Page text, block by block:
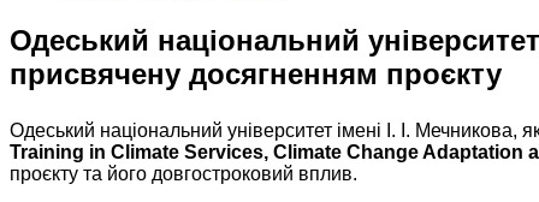
Одеський національний
присвячену досягненням проєкту
Одеський національний університет імені І. І.
Training in Climate Services, Climate Change Adaptation
проєкту та його довгостроковий вплив.